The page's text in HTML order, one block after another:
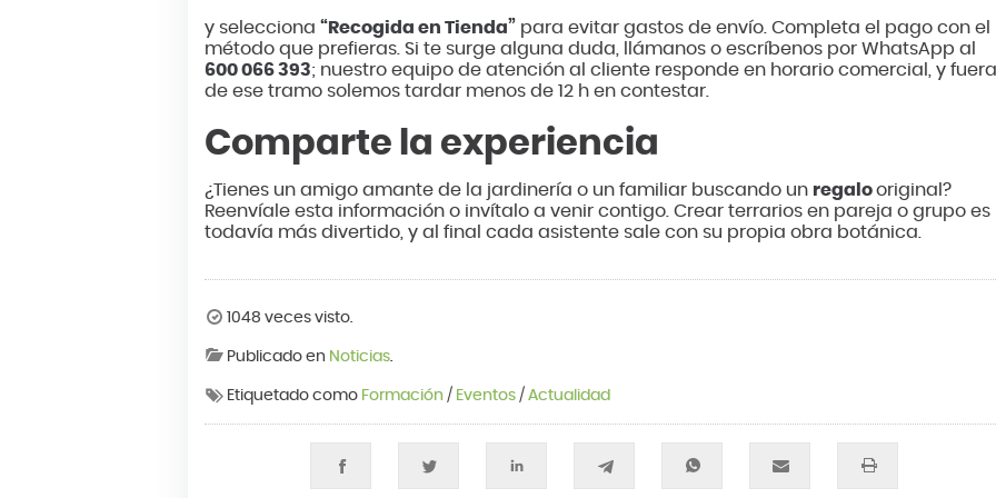
y selecciona“Recogida en Tienda” para evitar gastos de envío. Completa el pago con el
método que prefieras. Si te surge alguna duda, llámanos o escríbenos por WhatsApp al
600 066 393; nuestro equipo de atención al cliente responde en horario comercial, y
de ese tramo solemos tardar menos de 12 h en contestar.
Comparte la experiencia
¿Tienes un amigo amante de la jardinería o un familiar buscando un regalooriginal?
Reenvíale esta información o invítalo a venir contigo. Crear terrarios en pareja o grupo es
todavía más divertido, y al final cada asistente sale con su propia obra botánica.
1048 veces visto.
Publicado en Noticias.
Etiquetado como Formación / Eventos /Actualidad